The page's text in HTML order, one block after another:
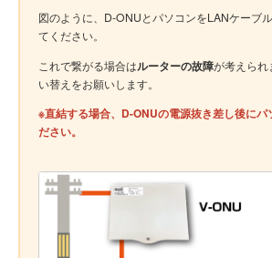
図のように、D-ONUとパソコンをLANケーブ
てください。
これで繋がる場合はルーターの故障が考えられ
い替えをお願いします。
※直結する場合、D-ONUの電源抜き差し後にパ
ださい。